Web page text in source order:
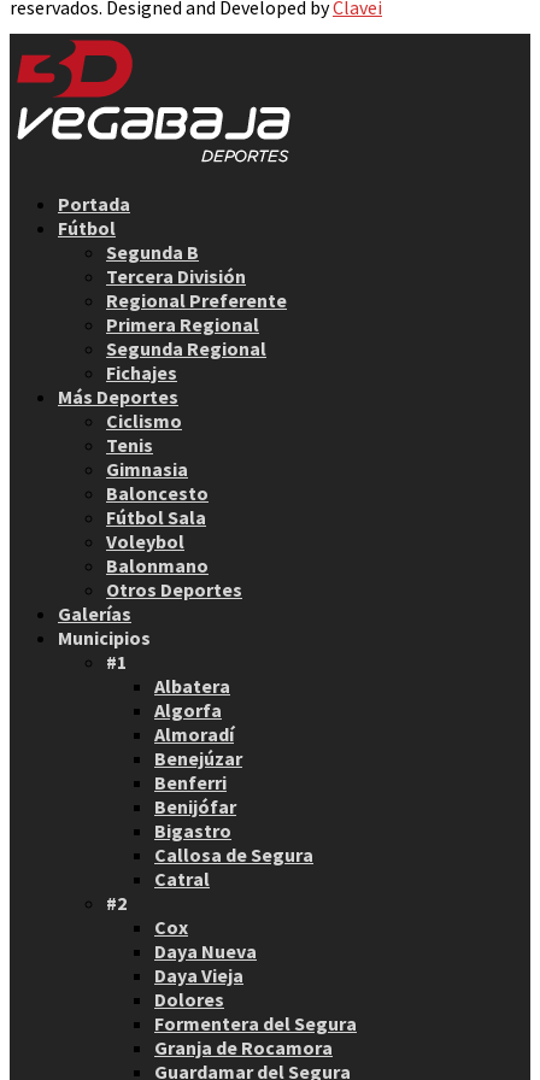
reservados. Designed and Developed byClavei
Portada
Fútbol
Segunda B
Tercera División
Regional Preferente
Primera Regional
Segunda Regional
Fichajes
Más Deportes
Ciclismo
Tenis
Gimnasia
Baloncesto
Fútbol Sala
Voleybol
Balonmano
Otros Deportes
Galerías
Municipios
#1
Albatera
Algorfa
Almoradí
Benejúzar
Benferri
Benijófar
Bigastro
Callosa de Segura
Catral
#2
Cox
Daya Nueva
Daya Vieja
Dolores
Formentera del Segura
Granja de Rocamora
Guardamar del Segura